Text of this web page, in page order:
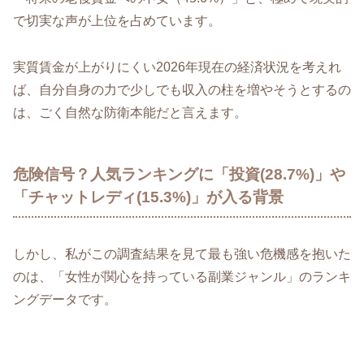
で切実な声が上位を占めています。
実質賃金が上がりにくい2026年現在の経済状況を考えれ
ば、自分自身の力で少しでも収入の柱を増やそうとするの
は、ごく自然な防衛本能だと言えます。
危険信号？人気ランキングに「投資(28.7%)」や
「チャットレディ(15.3%)」が入る背景
しかし、私がこの調査結果を見て最も強い危機感を抱いた
のは、「女性が関心を持っている副業ジャンル」のランキ
ングデータです。